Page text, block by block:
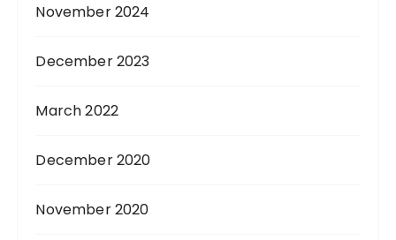
November 2024
December 2023
March 2022
December 2020
November 2020